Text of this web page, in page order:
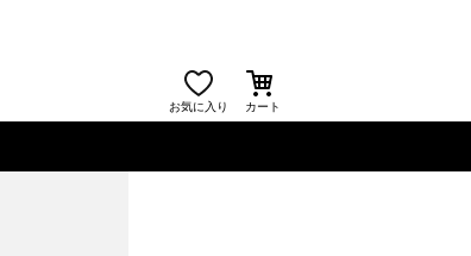
お気に入り カート